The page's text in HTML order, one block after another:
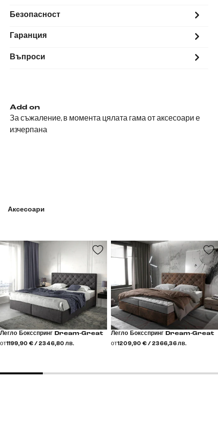
Безопасност
Гаранция
Въпроси
Add on
За съжаление, в момента цялата гама от аксесоари е
изчерпана
Аксесоари
Легло Боксспринг Dream-Great
от1199,90 € / 2346,80 лв.
Легло Боксспринг Dream-Great
от1209,90 € / 2366,36 лв.